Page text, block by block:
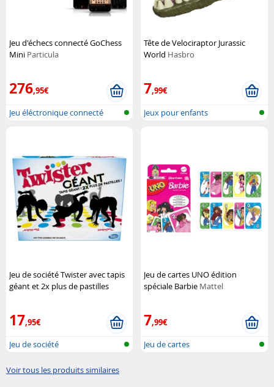
Jeu d'échecs connecté GoChess
Mini Particula
276,95€
Jeu éléctronique connecté
Tête de Velociraptor Jurassic
World Hasbro
7,99€
Jeux pour enfants
Jeu de société Twister avec tapis
géant et 2x plus de pastilles
17,95€
Jeu de société
Jeu de cartes UNO édition
spéciale Barbie Mattel
7,99€
Jeu de cartes
Voir tous les produits similaires